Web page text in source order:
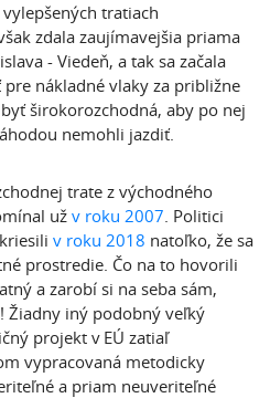
tratiach
zdala zaujímavejšia priama
- Viedeň, a tak sa začala
nákladné vlaky za približne
širokorozchodná, aby po nej
nemohli jazdiť.
trate z východného
už v roku 2007. Politici
v roku 2018 natoľko, že sa
prostredie. Čo na to hovorili
a zarobí si na seba sám,
Žiadny iný podobný veľký
projekt v EÚ zatiaľ
vypracovaná metodicky
a priam neuveriteľné